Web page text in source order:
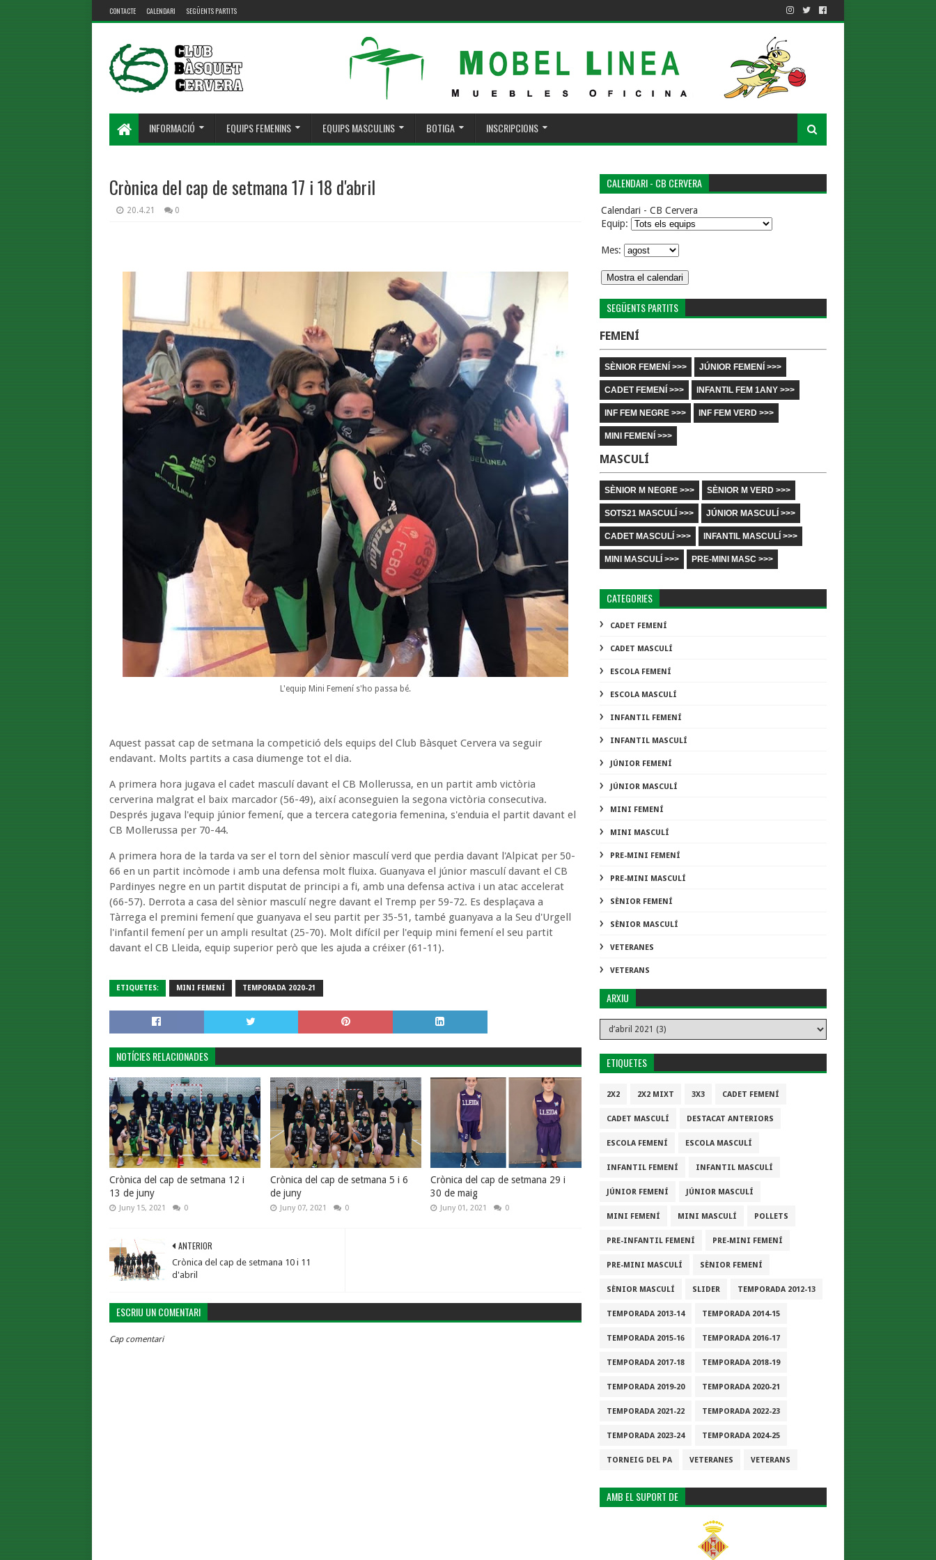
CONTACTE CALENDARI SEGÜENTS PARTITS
INFORMACIÓ EQUIPS FEMENINS EQUIPS MASCULINS BOTIGA INSCRIPCIONS
Crònica del cap de setmana 17 i 18 d'abril
20.4.21 0
L'equip Mini Femení s'ho passa bé.
Aquest passat cap de setmana la competició dels equips del Club Bàsquet Cervera va seguir
endavant. Molts partits a casa diumenge tot el dia.
A primera hora jugava el cadet masculí davant el CB Mollerussa, en un partit amb victòria
cerverina malgrat el baix marcador (56-49), així aconseguien la segona victòria consecutiva.
Després jugava l'equip júnior femení, que a tercera categoria femenina, s'enduia el partit davant el
CB Mollerussa per 70-44.
A primera hora de la tarda va ser el torn del sènior masculí verd que perdia davant l'Alpicat per 50-
66 en un partit incòmode i amb una defensa molt fluixa. Guanyava el júnior masculí davant el CB
Pardinyes negre en un partit disputat de principi a fi, amb una defensa activa i un atac accelerat
(66-57). Derrota a casa del sènior masculí negre davant el Tremp per 59-72. Es desplaçava a
Tàrrega el premini femení que guanyava el seu partit per 35-51, també guanyava a la Seu d'Urgell
l'infantil femení per un ampli resultat (25-70). Molt difícil per l'equip mini femení el seu partit
davant el CB Lleida, equip superior però que les ajuda a créixer (61-11).
ETIQUETES: MINI FEMENÍ TEMPORADA 2020-21
NOTÍCIES RELACIONADES
Crònica del cap de setmana 12 i
13 de juny
Juny 15, 2021 0
Crònica del cap de setmana 5 i 6
de juny
Juny 07, 2021 0
Crònica del cap de setmana 29 i
30 de maig
Juny 01, 2021 0
ANTERIOR
Crònica del cap de setmana 10 i 11
d'abril
ESCRIU UN COMENTARI
Cap comentari
CALENDARI - CB CERVERA
Calendari - CB Cervera
Equip:
Mes:
SEGÜENTS PARTITS
FEMENÍ
SÈNIOR FEMENÍ >>> JÚNIOR FEMENÍ >>>
CADET FEMENÍ >>> INFANTIL FEM 1ANY >>>
INF FEM NEGRE >>> INF FEM VERD >>>
MINI FEMENÍ >>>
MASCULÍ
SÈNIOR M NEGRE >>> SÈNIOR M VERD >>>
SOTS21 MASCULÍ >>> JÚNIOR MASCULÍ >>>
CADET MASCULÍ >>> INFANTIL MASCULÍ >>>
MINI MASCULÍ >>> PRE-MINI MASC >>>
CATEGORIES
CADET FEMENÍ
CADET MASCULÍ
ESCOLA FEMENÍ
ESCOLA MASCULÍ
INFANTIL FEMENÍ
INFANTIL MASCULÍ
JÚNIOR FEMENÍ
JÚNIOR MASCULÍ
MINI FEMENÍ
MINI MASCULÍ
PRE-MINI FEMENÍ
PRE-MINI MASCULÍ
SÈNIOR FEMENÍ
SÈNIOR MASCULÍ
VETERANES
VETERANS
ARXIU
ETIQUETES
2X2 2X2 MIXT 3X3 CADET FEMENÍ
CADET MASCULÍ DESTACAT ANTERIORS
ESCOLA FEMENÍ ESCOLA MASCULÍ
INFANTIL FEMENÍ INFANTIL MASCULÍ
JÚNIOR FEMENÍ JÚNIOR MASCULÍ
MINI FEMENÍ MINI MASCULÍ POLLETS
PRE-INFANTIL FEMENÍ PRE-MINI FEMENÍ
PRE-MINI MASCULÍ SÈNIOR FEMENÍ
SÈNIOR MASCULÍ SLIDER TEMPORADA 2012-13
TEMPORADA 2013-14 TEMPORADA 2014-15
TEMPORADA 2015-16 TEMPORADA 2016-17
TEMPORADA 2017-18 TEMPORADA 2018-19
TEMPORADA 2019-20 TEMPORADA 2020-21
TEMPORADA 2021-22 TEMPORADA 2022-23
TEMPORADA 2023-24 TEMPORADA 2024-25
TORNEIG DEL PA VETERANES VETERANS
AMB EL SUPORT DE